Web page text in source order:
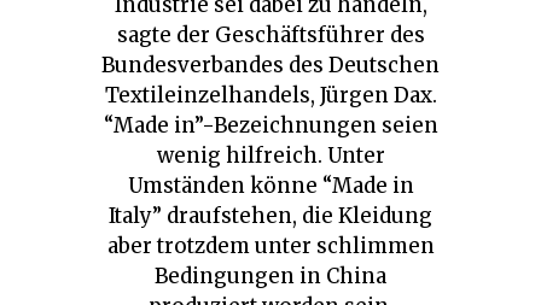
sagte der Geschäftsführer des
Bundesverbandes des Deutschen
Textileinzelhandels, Jürgen Dax.
“Made in”-Bezeichnungen seien
wenig hilfreich. Unter
Umständen könne “Made in
Italy” draufstehen, die Kleidung
aber trotzdem unter schlimmen
Bedingungen in China